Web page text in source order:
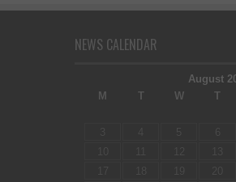
NEWS CALENDAR
August
M
T W T
3
5
10
11 12 13
17
18 19 20